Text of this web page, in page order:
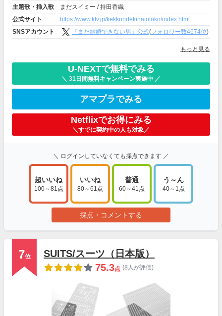
主題歌・挿入歌
まだスイミー / 持田香織
公式サイト
https://www.ktv.jp/kekkondekinaiotoko/index.html
SNSアカウント
『まだ結婚できない男』公式(フォロワー数4674位)
もっと見る
U-NEXTで無料でみる
＼ 31日間無料キャンペーン実施中 ／
アマプラでみる
Netflixでお得にみる
＼すでに契約中の人も対象／
＼ ログインしていなくても採点できます ／
超いいね
100～81点
いいね
80～61点
普通
60～41点
う～ん
40～1点
採点・コメントする
7位
SUITS/スーツ（日本版）
75.3点 (8人が評価)